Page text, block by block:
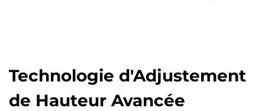
Technologie d'Adjustement
de Hauteur Avancée